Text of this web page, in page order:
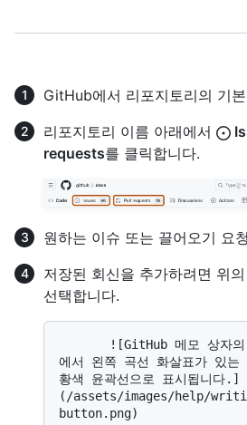
GitHub에서 리포지토리의 기
리포지토리 이름 아래에서
requests를 클릭합니다.
원하는 이슈 또는 끌어오기 요
저장된 회신을 추가하려면 위
선택합니다.
에서 왼쪽 곡선 화살표가 있
황색 윤곽선으로 표시됩니다.]
(/assets/images/help/